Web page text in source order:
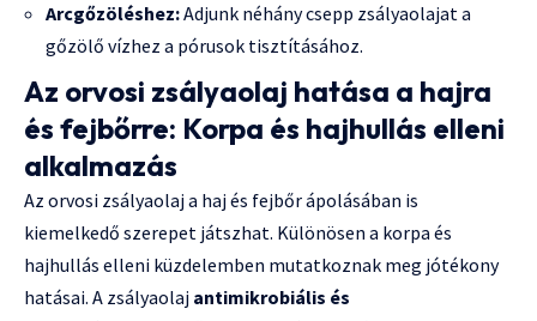
Arcgőzöléshez:Adjunk néhány csepp zsályaolajat a
gőzölő vízhez a pórusok tisztításához.
Az orvosi zsályaolaj hatása a hajra
és fejbőrre: Korpa és hajhullás elleni
alkalmazás
Az orvosi zsályaolaj a haj és fejbőr ápolásában is
kiemelkedő szerepet játszhat. Különösen a korpa és
hajhullás elleni küzdelemben mutatkoznak meg jótékony
hatásai. A zsályaolaj antimikrobiális és